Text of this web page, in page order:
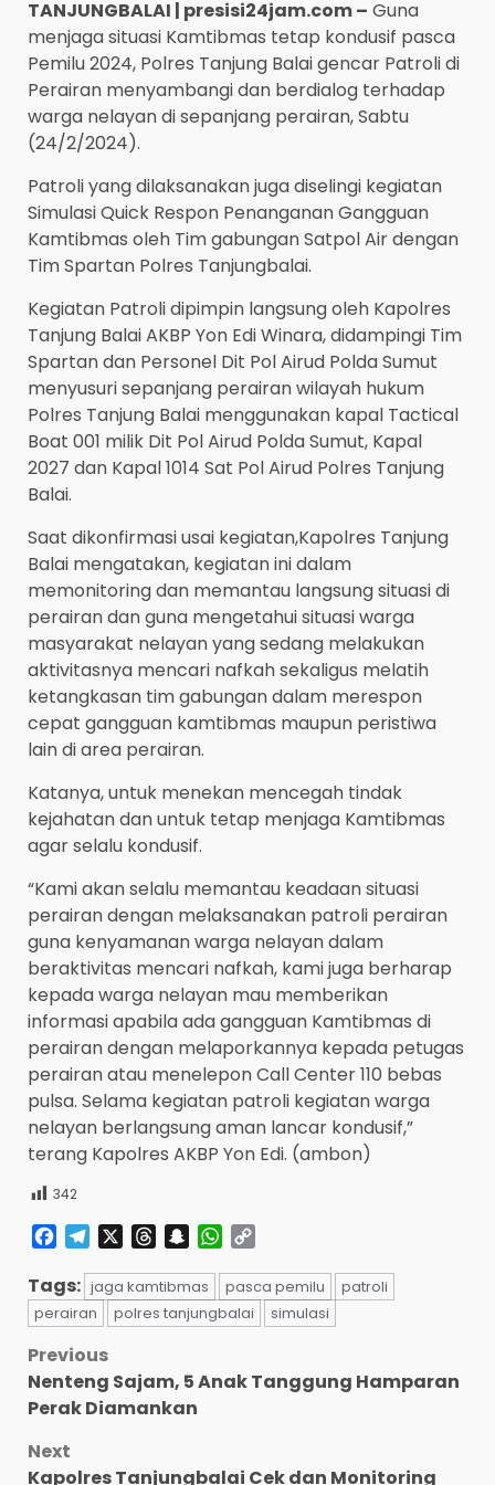
TANJUNGBALAI | presisi24jam.com – Guna
menjaga situasi Kamtibmas tetap kondusif pasca
Pemilu 2024, Polres Tanjung Balai gencar Patroli di
Perairan menyambangi dan berdialog terhadap
warga nelayan di sepanjang perairan, Sabtu
(24/2/2024).
Patroli yang dilaksanakan juga diselingi kegiatan
Simulasi Quick Respon Penanganan Gangguan
Kamtibmas oleh Tim gabungan Satpol Air dengan
Tim Spartan Polres Tanjungbalai.
Kegiatan Patroli dipimpin langsung oleh Kapolres
Tanjung Balai AKBP Yon Edi Winara, didampingi Tim
Spartan dan Personel Dit Pol Airud Polda Sumut
menyusuri sepanjang perairan wilayah hukum
Polres Tanjung Balai menggunakan kapal Tactical
Boat 001 milik Dit Pol Airud Polda Sumut, Kapal
2027 dan Kapal 1014 Sat Pol Airud Polres Tanjung
Balai.
Saat dikonfirmasi usai kegiatan,Kapolres Tanjung
Balai mengatakan, kegiatan ini dalam
memonitoring dan memantau langsung situasi di
perairan dan guna mengetahui situasi warga
masyarakat nelayan yang sedang melakukan
aktivitasnya mencari nafkah sekaligus melatih
ketangkasan tim gabungan dalam merespon
cepat gangguan kamtibmas maupun peristiwa
lain di area perairan.
Katanya, untuk menekan mencegah tindak
kejahatan dan untuk tetap menjaga Kamtibmas
agar selalu kondusif.
“Kami akan selalu memantau keadaan situasi
perairan dengan melaksanakan patroli perairan
guna kenyamanan warga nelayan dalam
beraktivitas mencari nafkah, kami juga berharap
kepada warga nelayan mau memberikan
informasi apabila ada gangguan Kamtibmas di
perairan dengan melaporkannya kepada petugas
perairan atau menelepon Call Center 110 bebas
pulsa. Selama kegiatan patroli kegiatan warga
nelayan berlangsung aman lancar kondusif,”
terang Kapolres AKBP Yon Edi. (ambon)
342
Facebook
TelegramThreadsSnapchatWhatsApp
Tags: jaga kamtibmas pasca pemilu
patroli
perairan
polres tanjungbalai simulasi
Post
navigation
Previous
Nenteng Sajam, 5 Anak Tanggung Hamparan
Perak Diamankan
Next
Kapolres Tanjungbalai Cek dan Monitoring